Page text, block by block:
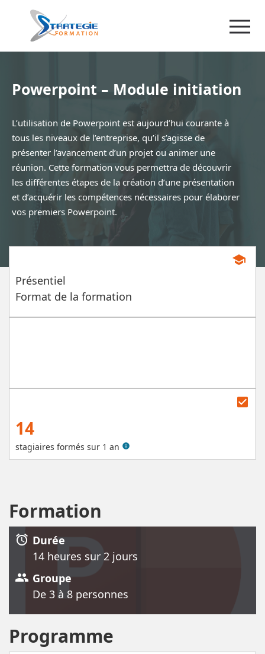
Powerpoint – Module initiation
L’utilisation de Powerpoint est aujourd’hui courante à
tous les niveaux de l’entreprise, qu’il s’agisse de
présenter l’avancement d’un projet ou animer une
réunion. Cette formation vous permettra de découvrir
les différentes étapes de la création d’une présentation
et d’acquérir les compétences nécessaires pour élaborer
vos premiers Powerpoint.
Présentiel
Format de la formation
school
check_box
14
stagiaires formés sur 1 an info
Formation
alarm Durée
14 heures sur 2 jours
group Groupe
De 3 à 8 personnes
Programme